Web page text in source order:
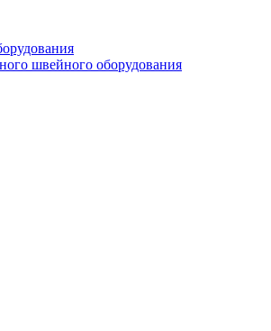
швейного оборудования